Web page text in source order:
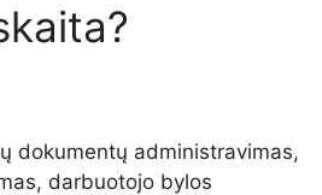
dokumentų administravimas,
darbuotojo bylos